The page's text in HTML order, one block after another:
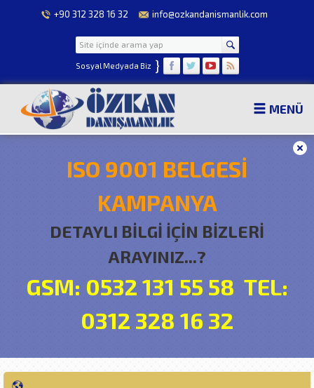
+90 312 328 16 32 info@ozkandanismanlik.com
Sosyal Medyada Biz }
MENÜ
ISO 9001 BELGESİ
KAMPANYA
DETAYLI BİLGİ İÇİN BİZLERİ
ARAYINIZ...?
GSM: 0532 131 55 58 TEL:
0312 328 16 32